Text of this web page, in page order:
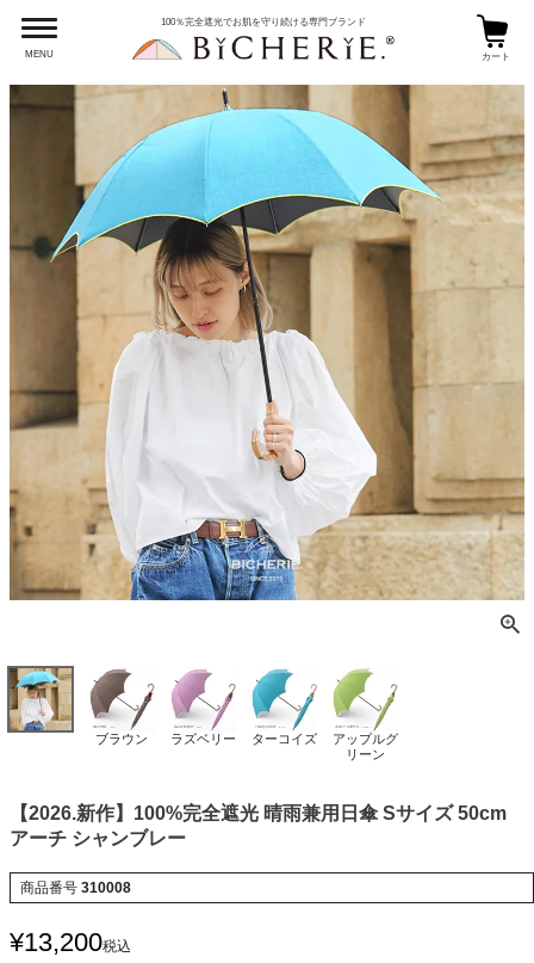
MENU
100％完全遮光でお肌を守り続ける専門ブランド
カート
ブラウン ラズベリー ターコイズ
アップルグ
リーン
【2026.新作】100%完全遮光 晴雨兼用日傘 Sサイズ 50cm
アーチ シャンブレー
商品番号 310008
¥13,200税込